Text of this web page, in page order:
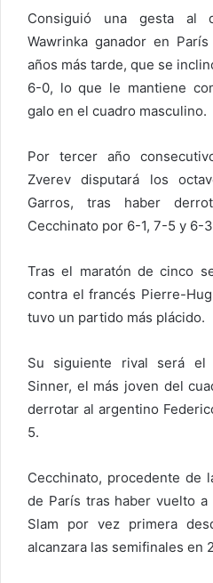
Consiguió una gesta al
Wawrinka ganador en
años más tarde, que se
6-0, lo que le mantiene
galo en el cuadro masculino.
Por tercer año
Zverev disputará los
Garros, tras haber
Cecchinato por 6-1, 7-5 y 6-
Tras el maratón de cinco
contra el francés Pierre-
tuvo un partido más plácido.
Su siguiente rival será el
Sinner, el más joven del
derrotar al argentino
5.
Cecchinato, procedente de
de París tras haber vuelto
Slam por vez primera
alcanzara las semifinales en